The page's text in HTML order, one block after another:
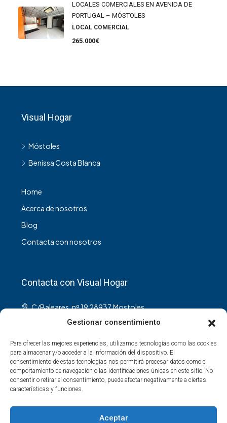
Gestionar consentimiento
Para ofrecer las mejores experiencias, utilizamos tecnologías como las cookies
para almacenar y/o acceder a la información del dispositivo. El
consentimiento de estas tecnologías nos permitirá procesar datos como el
comportamiento de navegación o las identificaciones únicas en este sitio. No
consentir o retirar el consentimiento, puede afectar negativamente a ciertas
características y funciones.
Aceptar
LOCALES COMERCIALES EN AVENIDA DE
PORTUGAL – MÓSTOLES
LOCAL COMERCIAL
265.000€
Visual Hogar
Móstoles
Benissa Costa Blanca
Home
Acerca de nosotros
Blog
Contacta con nosotros
Contacta con Visual Hogar
C/Baleares, nº 19 28937,Mostoles.
info@visualhogar.es
Youtube